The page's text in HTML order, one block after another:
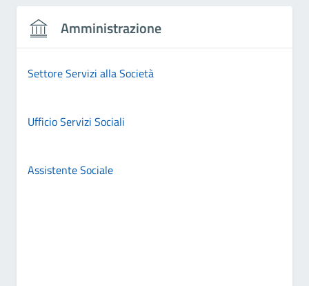
Amministrazione
Settore Servizi alla Società
Ufficio Servizi Sociali
Assistente Sociale